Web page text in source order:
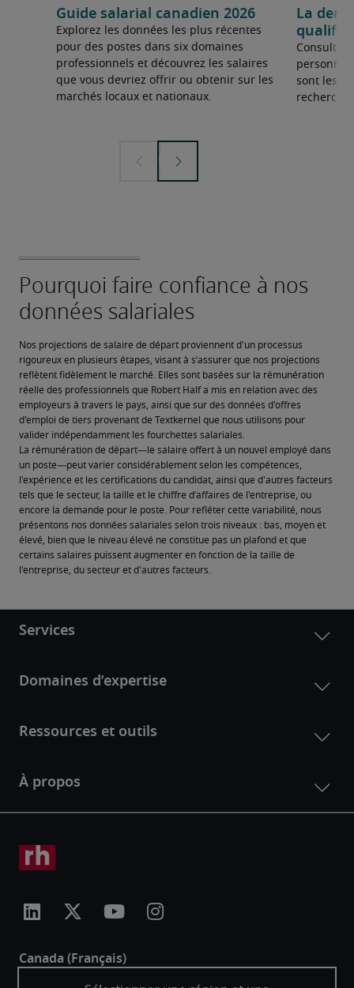
Guide salarial canadien 2026
Explorez les données les plus récentes
pour des postes dans six domaines
professionnels et découvrez les salaires
que vous devriez offrir ou obtenir sur les
marchés locaux et nationaux.
La
qualifié
Consultez
personnel
sont les
Nos projections de salaire de départ proviennent d'un processus
rigoureux en plusieurs étapes, visant à s’assurer que nos projections
reflètent fidèlement le marché. Elles sont basées sur la rémunération
réelle des professionnels que Robert Half a mis en relation avec des
employeurs à travers le pays, ainsi que sur des données d'offres
d'emploi de tiers provenant de Textkernel que nous utilisons pour
valider indépendamment les fourchettes salariales.
La rémunération de départ—le salaire offert à un nouvel employé dans
un poste—peut varier considérablement selon les compétences,
l'expérience et les certifications du candidat, ainsi que d'autres facteurs
tels que le secteur, la taille et le chiffre d’affaires de l'entreprise, ou
encore la demande pour le poste. Pour refléter cette variabilité, nous
présentons nos données salariales selon trois niveaux : bas, moyen et
élevé, bien que le niveau élevé ne constitue pas un plafond et que
certains salaires puissent augmenter en fonction de la taille de
l'entreprise, du secteur et d'autres facteurs.